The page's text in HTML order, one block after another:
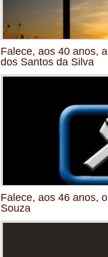
Falece, aos 40 anos,
dos Santos da Silva
Falece, aos 46 anos,
Souza